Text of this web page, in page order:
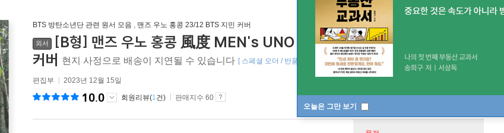
오늘은 그만 보기
BTS 방탄소년단 관련 원서 모음 , 맨즈 우노 홍콩 23/12 BTS 지민 커버
외서
[B형] 맨즈 우노 홍콩 風度 MEN's UNO HK 2023년 12월 : BTS 지민
커버 현지 사정으로 배송이 지연될 수 있습니다 [ 스페셜 오더 / 반품 불가 ] 바인딩 & 에디션 안내
편집부 2023년 12월 15일
10.0 회원리뷰(1건) 판매지수 60